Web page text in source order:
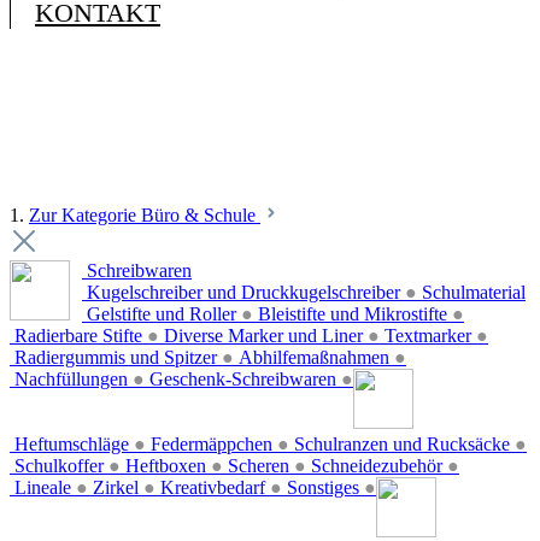
KONTAKT
1. Zur Kategorie Büro & Schule
Schreibwaren
Kugelschreiber und Druckkugelschreiber ●
Gelstifte und Roller ● Bleistifte und Mikrostifte ●
Radierbare Stifte ● Diverse Marker und Liner ● Textmarker ●
Radiergummis und Spitzer ● Abhilfemaßnahmen ●
Nachfüllungen ● Geschenk-Schreibwaren ●
Schulmaterial
Heftumschläge ● Federmäppchen ● Schulranzen und Rucksäcke ●
Schulkoffer ● Heftboxen ● Scheren ● Schneidezubehör ●
Lineale ● Zirkel ● Kreativbedarf ● Sonstiges ●